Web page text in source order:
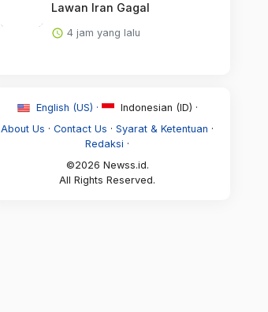
Lawan Iran Gagal
4 jam yang lalu
English (US) ·
Indonesian (ID) ·
About Us · Contact Us · Syarat & Ketentuan ·
Redaksi ·
©2026 Newss.id.
All Rights Reserved.